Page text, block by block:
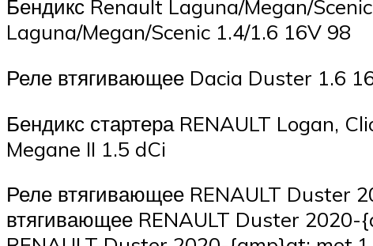
Бендикс Renault Laguna/Megan/
Laguna/Megan/Scenic 1.4/1.6 16V 98
Реле втягивающее Dacia Duster 1.6
Бендикс стартера RENAULT Logan,
Megane II 1.5 dCi
Реле втягивающее RENAULT Duster
втягивающее RENAULT Duster